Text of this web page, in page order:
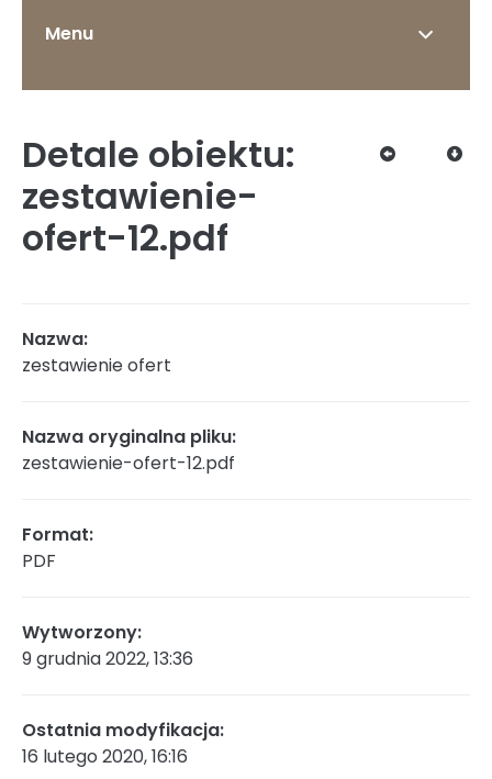
Menu
O Instytucie
Dyrekcja
Struktura organizacyjna
Rada Naukowa
Szkoła doktorska Bioplanet
Konkursy na stanowiska
Detale obiektu:
zestawienie-
ofert-12.pdf
Nazwa:
zestawienie ofert
Nazwa oryginalna pliku:
zestawienie-ofert-12.pdf
Format:
PDF
Wytworzony:
9 grudnia 2022, 13:36
Ostatnia modyfikacja:
16 lutego 2020, 16:16